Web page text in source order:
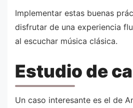
Implementar estas buenas
disfrutar de una experiencia
al escuchar música clásica.
Estudio de
Un caso interesante es el de